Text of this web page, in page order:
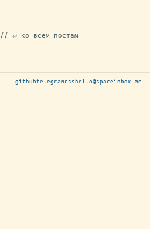
// ↵ ко всем постам
githubtelegramrsshello@spaceinbox.me